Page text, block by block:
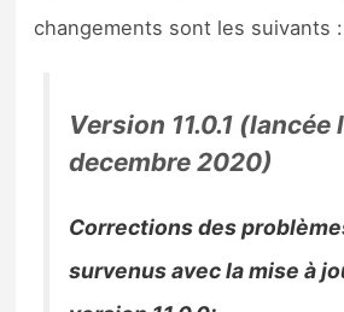
Précommandes jeux
Bons plans
Guides
changements sont les suivants :
Version 11.0.1 (lancée
decembre 2020)
Corrections des
survenus avec la mise à